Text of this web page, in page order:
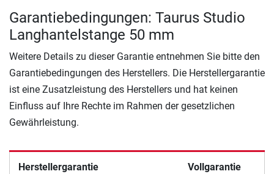
Garantiebedingungen: Taurus Studio
Langhantelstange 50 mm
Weitere Details zu dieser Garantie entnehmen Sie bitte den
Garantiebedingungen des Herstellers. Die Herstellergarantie
ist eine Zusatzleistung des Herstellers und hat keinen
Einfluss auf Ihre Rechte im Rahmen der gesetzlichen
Gewährleistung.
Herstellergarantie Vollgarantie